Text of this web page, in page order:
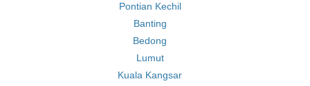
Pontian Kechil
Banting
Bedong
Lumut
Kuala Kangsar